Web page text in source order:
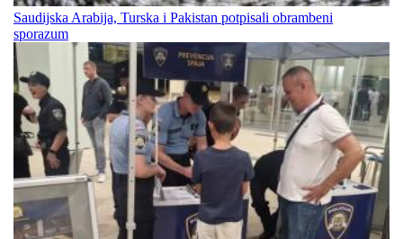
Saudijska Arabija, Turska i Pakistan potpisali obrambeni
sporazum